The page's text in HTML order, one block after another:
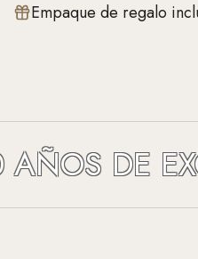
Empaque de regalo
DE